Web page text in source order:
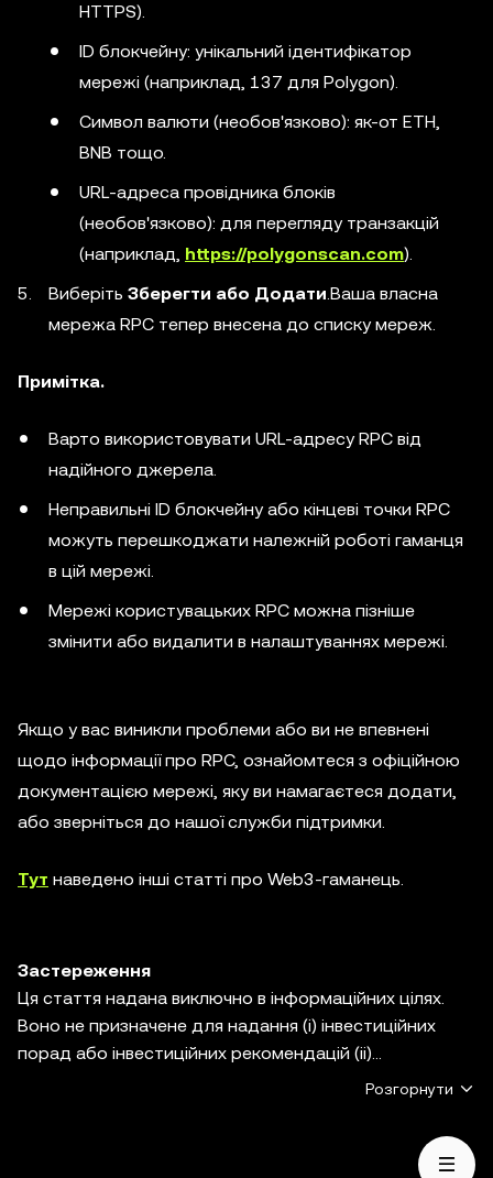
HTTPS).
ID блокчейну: унікальний ідентифікатор
мережі (наприклад, 137 для Polygon).
Символ валюти (необов'язково): як-от ETH,
BNB тощо.
URL-адреса провідника блоків
(необов'язково): для перегляду транзакцій
(наприклад, https://polygonscan.com).
Виберіть Зберегти або Додати.Ваша власна
мережа RPC тепер внесена до списку мереж.
Примітка.
Варто використовувати URL-адресу RPC від
надійного джерела.
Неправильні ID блокчейну або кінцеві точки RPC
можуть перешкоджати належній роботі гаманця
в цій мережі.
Мережі користувацьких RPC можна пізніше
змінити або видалити в налаштуваннях мережі.
Якщо у вас виникли проблеми або ви не впевнені
щодо інформації про RPC, ознайомтеся з офіційною
документацією мережі, яку ви намагаєтеся додати,
або зверніться до нашої служби підтримки.
Тут наведено інші статті про Web3-гаманець.
Застереження
Ця стаття надана виключно в інформаційних цілях.
Воно не призначене для надання (i) інвестиційних
порад або інвестиційних рекомендацій (ii)
пропозицій, заохочень або спонукань до купівлі,
податкових консультацій. Цифрові активи, у тому
Розгорнути